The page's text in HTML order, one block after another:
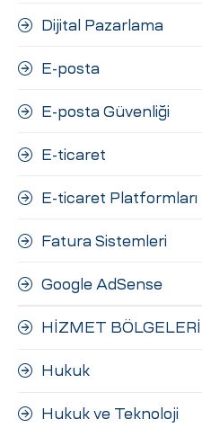
Dijital Pazarlama
E-posta
E-posta Güvenliği
E-ticaret
E-ticaret Platformları
Fatura Sistemleri
Google AdSense
HİZMET BÖLGELERİ
Hukuk
Hukuk ve Teknoloji